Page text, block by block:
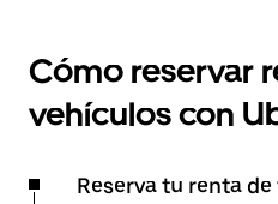
Cómo reservar
vehículos con
Reserva tu renta